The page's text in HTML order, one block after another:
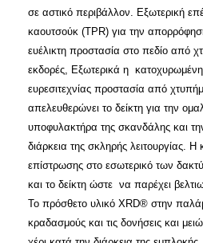
σε αστικό περιβάλλον. Εξωτερική
καουτσούκ (TPR) για την
ευέλικτη προστασία στο πεδίο από
εκδορές, Εξωτερικά η
ευρεσιτεχνίας προστασία από
απελευθερώνει το δείκτη για την
υποφυλακτήρα της σκανδάλης και
διάρκεια της σκληρής λειτουργίας.
επίστρωσης στο εσωτερικό των
και το δείκτη ώστε να παρέχει
Το πρόσθετο υλικό XRD® στην
κραδασμούς και τις δονήσεις και